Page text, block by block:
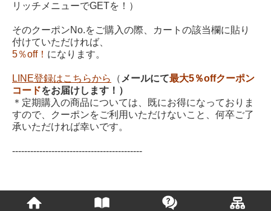
リッチメニューでGETを！）
そのクーポンNo.をご購入の際、カートの該当欄に貼り
付けていただければ、
5％off！ になります。
LINE登録はこちらから （メールにて最大5％offクーポン
コードをお届けします！）
＊定期購入の商品については、既にお得になっておりま
すので、クーポンをご利用いただけないこと、何卒ご了
承いただければ幸いです。
-------------------------------------------